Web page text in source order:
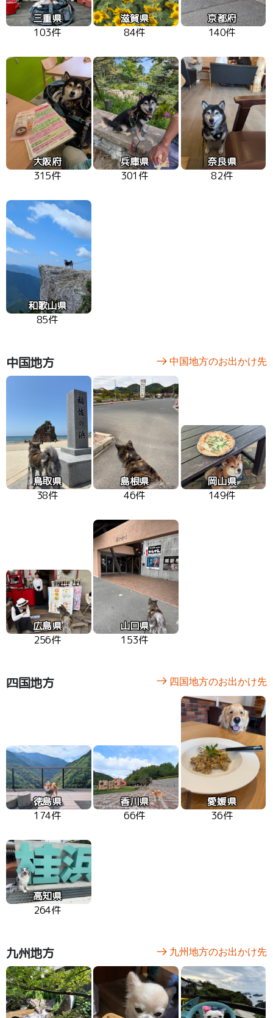
三重県
103件
滋賀県
84件
京都府
140件
大阪府
315件
兵庫県
301件
奈良県
82件
和歌山県
85件
中国地方 中国地方のお出かけ先
鳥取県
38件
島根県
46件
岡山県
149件
広島県
256件
山口県
153件
四国地方 四国地方のお出かけ先
徳島県
174件
香川県
66件
愛媛県
36件
高知県
264件
九州地方 九州地方のお出かけ先